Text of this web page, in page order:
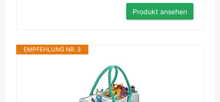
Produkt ansehen
EMPFEHLUNG NR. 3